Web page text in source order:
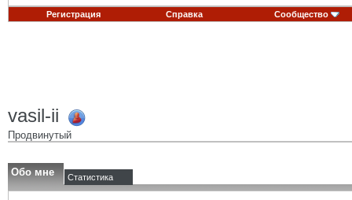
Регистрация Справка Сообщество
vasil-ii
Продвинутый
Обо мне Статистика